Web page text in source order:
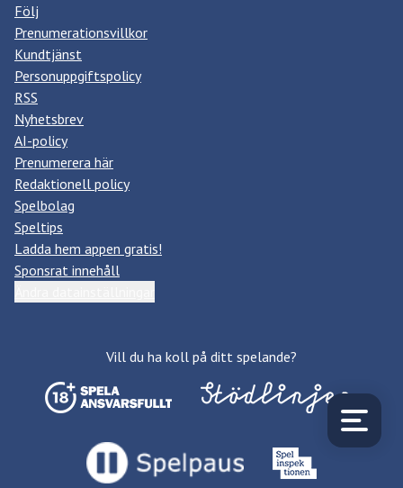
Följ
Prenumerationsvillkor
Kundtjänst
Personuppgiftspolicy
RSS
Nyhetsbrev
AI-policy
Prenumerera här
Redaktionell policy
Spelbolag
Speltips
Ladda hem appen gratis!
Sponsrat innehåll
Vill du ha koll på ditt spelande?